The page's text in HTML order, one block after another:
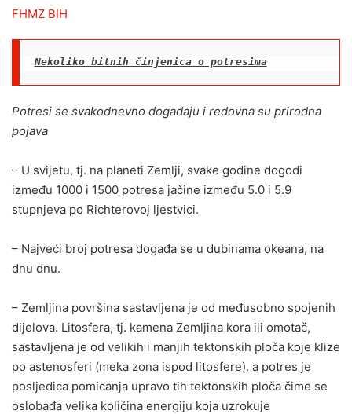
FHMZ BIH
Nekoliko bitnih činjenica o potresima
Potresi se svakodnevno događaju i redovna su prirodna
pojava
– U svijetu, tj. na planeti Zemlji, svake godine dogodi
između 1000 i 1500 potresa jačine između 5.0 i 5.9
stupnjeva po Richterovoj ljestvici.
– Najveći broj potresa događa se u dubinama okeana, na
dnu dnu.
– Zemljina površina sastavljena je od međusobno spojenih
dijelova. Litosfera, tj. kamena Zemljina kora ili omotač,
sastavljena je od velikih i manjih tektonskih ploča koje klize
po astenosferi (meka zona ispod litosfere). a potres je
posljedica pomicanja upravo tih tektonskih ploča čime se
oslobađa velika količina energiju koja uzrokuje